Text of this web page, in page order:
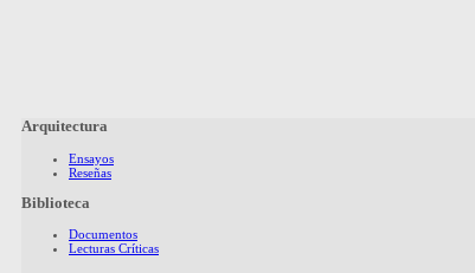
Arquitectura
Ensayos
Reseñas
Biblioteca
Documentos
Lecturas Críticas